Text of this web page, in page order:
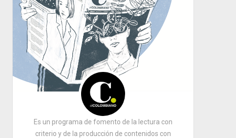
Es un programa de fomento de la lectura con
criterio y de la producción de contenidos con